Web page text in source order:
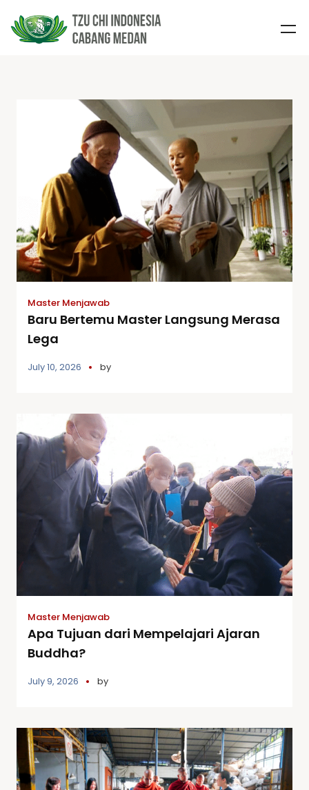
Master Menjawab
Baru Bertemu Master Langsung Merasa
Lega
July 10, 2026 by
Master Menjawab
Apa Tujuan dari Mempelajari Ajaran
Buddha?
July 9, 2026 by